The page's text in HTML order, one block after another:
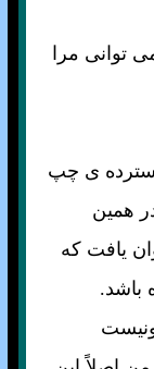
توانی مرا
ی چپ
همين
يافت که
باشد.